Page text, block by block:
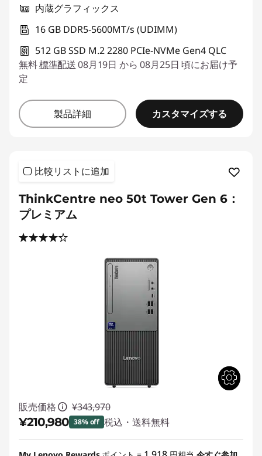
内蔵グラフィックス
16 GB DDR5-5600MT/s (UDIMM)
512 GB SSD M.2 2280 PCIe-NVMe Gen4 QLC
無料標準配送08月19日 から 08月25日 頃にお届け予
定
製品詳細 カスタマイズする
比較リストに追加
ThinkCentre neo 50t Tower Gen 6：
プレミアム
販売価格 ¥343,970
¥210,980 38% off 税込・送料無料
特別割引 :-¥132,990